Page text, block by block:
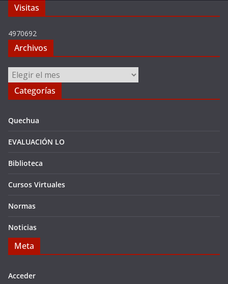
Visitas
4970692
Archivos
Archivos
Categorías
Quechua
EVALUACIÓN LO
Biblioteca
Cursos Virtuales
Normas
Noticias
Meta
Acceder